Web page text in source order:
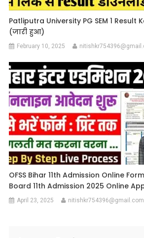
Patliputra University PG SEM 1 Result
(जारी हुआ)
February 10, 2025
OFSS Bihar 11th Admission Online
Board 11th Admission 2025 Online
April 23, 2025 nitishkr754396@gmail.com